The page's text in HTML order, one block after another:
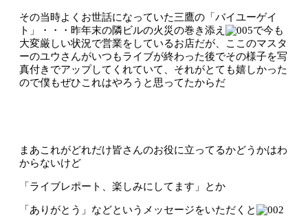
その当時よくお世話になっていた三鷹の「バイユーゲイ
ト」・・・昨年末の隣ビルの火災の巻き添え
で今も
大変厳しい状況で営業をしているお店だが、ここのマスタ
ーのユウさんがいつもライブが終わった後でその様子を写
真付きでアップしてくれていて、それがとても嬉しかった
ので僕もぜひこれはやろうと思ってたからだ
まあこれがどれだけ皆さんのお役に立ってるかどうかはわ
からないけど
「ライブレポート、楽しみにしてます」とか
「ありがとう」などというメッセージをいただくと